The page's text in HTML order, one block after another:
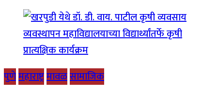
पुणेमहाराष्ट्रमावळसामाजिक